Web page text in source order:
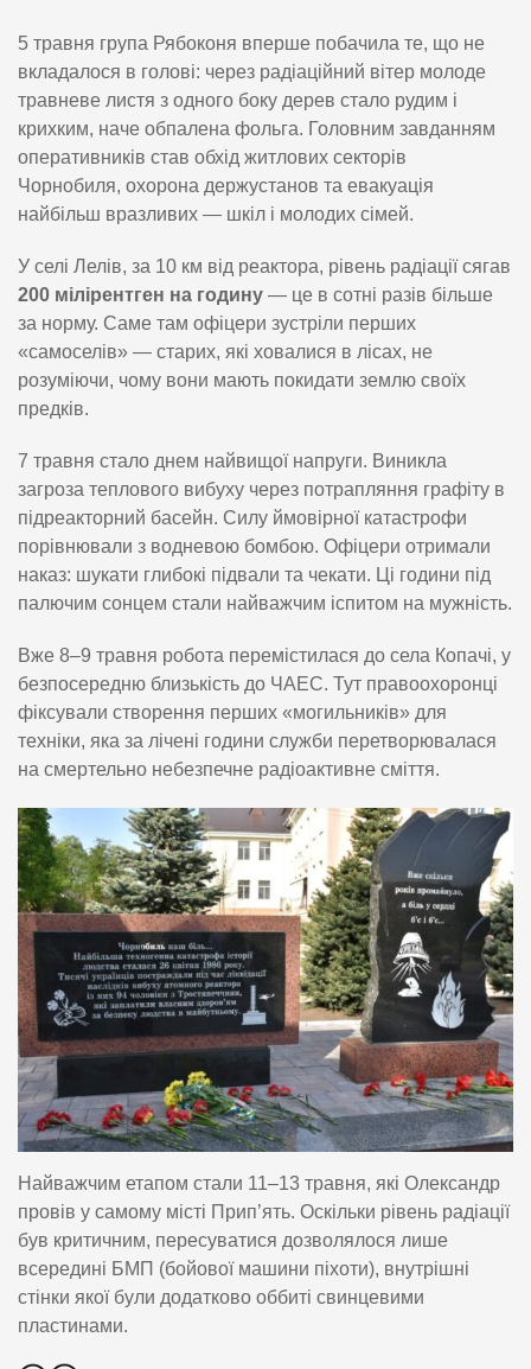
5 травня група Рябоконя вперше побачила те, що не
вкладалося в голові: через радіаційний вітер молоде
травневе листя з одного боку дерев стало рудим і
крихким, наче обпалена фольга. Головним завданням
оперативників став обхід житлових секторів
Чорнобиля, охорона держустанов та евакуація
найбільш вразливих — шкіл і молодих сімей.
У селі Лелів, за 10 км від реактора, рівень радіації сягав
200 мілірентген на годину — це в сотні разів більше
за норму. Саме там офіцери зустріли перших
«самоселів» — старих, які ховалися в лісах, не
розуміючи, чому вони мають покидати землю своїх
предків.
7 травня стало днем найвищої напруги. Виникла
загроза теплового вибуху через потрапляння графіту в
підреакторний басейн. Силу ймовірної катастрофи
порівнювали з водневою бомбою. Офіцери отримали
наказ: шукати глибокі підвали та чекати. Ці години під
палючим сонцем стали найважчим іспитом на мужність.
Вже 8–9 травня робота перемістилася до села Копачі, у
безпосередню близькість до ЧАЕС. Тут правоохоронці
фіксували створення перших «могильників» для
техніки, яка за лічені години служби перетворювалася
на смертельно небезпечне радіоактивне сміття.
Найважчим етапом стали 11–13 травня, які Олександр
провів у самому місті Прип’ять. Оскільки рівень радіації
був критичним, пересуватися дозволялося лише
всередині БМП (бойової машини піхоти), внутрішні
стінки якої були додатково оббиті свинцевими
пластинами.